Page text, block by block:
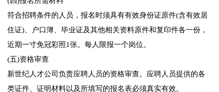
符合招聘条件的人员，报名时须具有有效身份证原件(含有效居
住证)、户口簿、毕业证及其他相关资料原件和复印件各一份，
近期一寸免冠彩照1张。每人限报一个岗位。
(五)资格审查
新世纪人才公司负责应聘人员的资格审查。应聘人员提供的各
类证件、证明材料以及所填写的报名表必须真实有效。